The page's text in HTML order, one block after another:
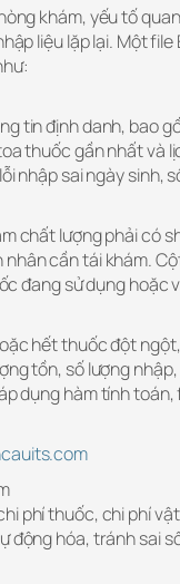
khám, yếu tố
liệu lặp lại. Một
tin định danh, bao
thuốc gần nhất và
nhập sai ngày sinh,
chất lượng phải có
cần tái khám.
đang sử dụng hoặc
hết thuốc đột
tồn, số lượng
dụng hàm tính
phí thuốc, chi phí
động hóa, tránh sai